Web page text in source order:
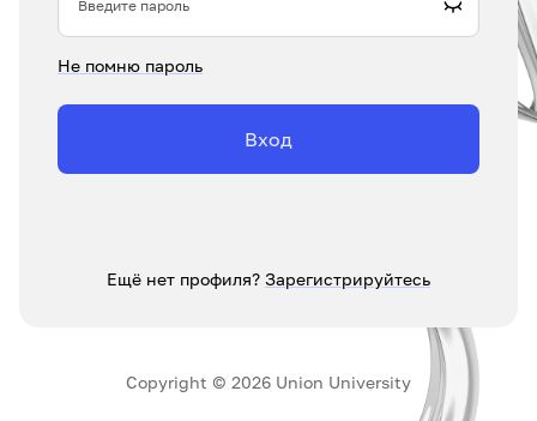
Не помню пароль
Вход
Ещё нет профиля? Зарегистрируйтесь
Copyright © 2026 Union University